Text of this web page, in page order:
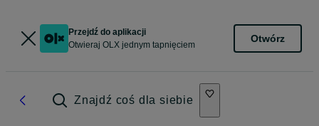
Przejdź do aplikacji
Otwieraj OLX jednym tapnięciem
Otwórz
Znajdź coś dla siebie